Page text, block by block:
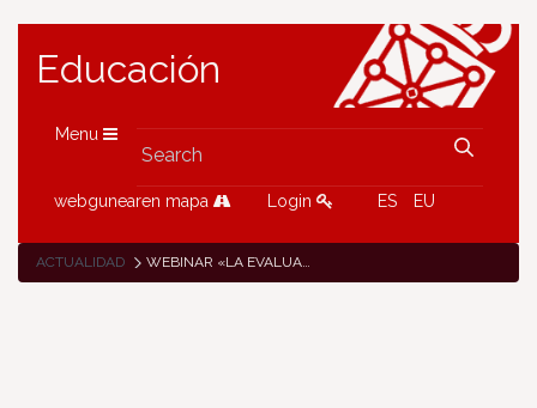
Educación
Menu
webgunearen mapa Login ES EU
ACTUALIDAD WEBINAR «LA EVALUACIÓN EN LOS PROYECTOS ETWINNING» DEL GRUPO «EQUIPOS DIRECTIVOS: INNOVANDO A TRAVÉS DE ETWINNING», 20 DE MAYO